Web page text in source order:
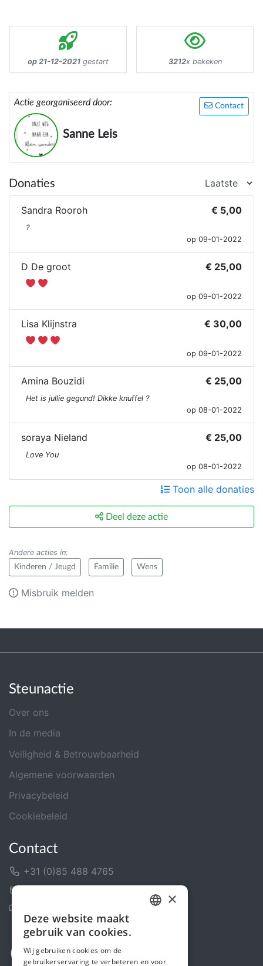
op 21-12-2021 gestart 3212x bekeken
Contact
Actie georganiseerd door:
Sanne Leis
Donaties
Sandra Rooroh € 5,00
?
op 09-01-2022
D De groot € 25,00
op 09-01-2022
Lisa Klijnstra € 30,00
op 09-01-2022
Amina Bouzidi € 25,00
Het is jullie gegund! Dikke knuffel ?
op 08-01-2022
soraya Nieland € 25,00
Love You
op 08-01-2022
Toon alle donaties
Deel deze actie
Andere acties in:
Kinderen / Jeugd Familie Wens
Misbruik melden
Steunactie
Over ons
In de media
Veiligheid & Betrouwbaarheid
Algemene voorwaarden
Privacybeleid
Cookiebeleid
Contact
+31 (0)85 488 4765
ENGLISH
×
Deze website maakt
gebruik van cookies.
Wij gebruiken cookies om de
gebruikerservaring te verbeteren en voor